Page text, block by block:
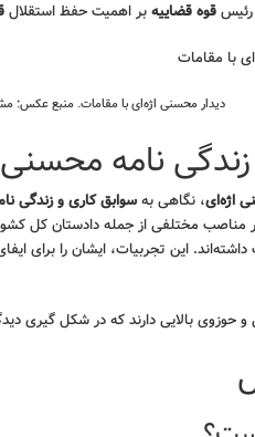
رئیسقوه قضاییهبر اهمیت حفظ استقلال
دیدار محسنی اژه‌ای با مقامات. منبع عکس:
نامه محسنی
اژه‌ای، نگاهی بهسوابق کاری و زندگی
مناصب مختلفی از جمله دادستان کل
این تجربیات، ایشان را برای
بالایی دارند که در شکل گیری